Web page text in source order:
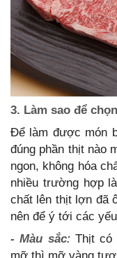
3. Làm sao để
Để làm được món
đúng phần thịt nào
ngon, không hóa
nhiều trường hợp
chất lên thịt lợn đã
nên để ý tới các
- Màu sắc: Thịt có
mỡ thì mỡ vàng